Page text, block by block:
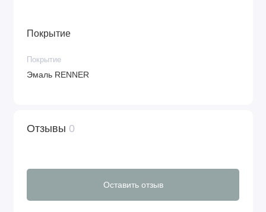
Покрытие
Покрытие
Эмаль RENNER
Отзывы 0
Оставить отзыв